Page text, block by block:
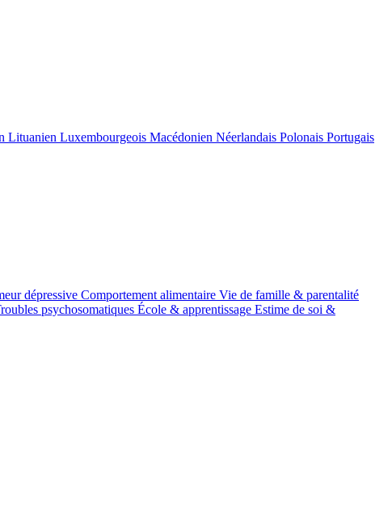
Lituanien Luxembourgeois Macédonien Néerlandais Polonais Portugais
dépressive Comportement alimentaire Vie de famille & parentalité
psychosomatiques École & apprentissage Estime de soi &